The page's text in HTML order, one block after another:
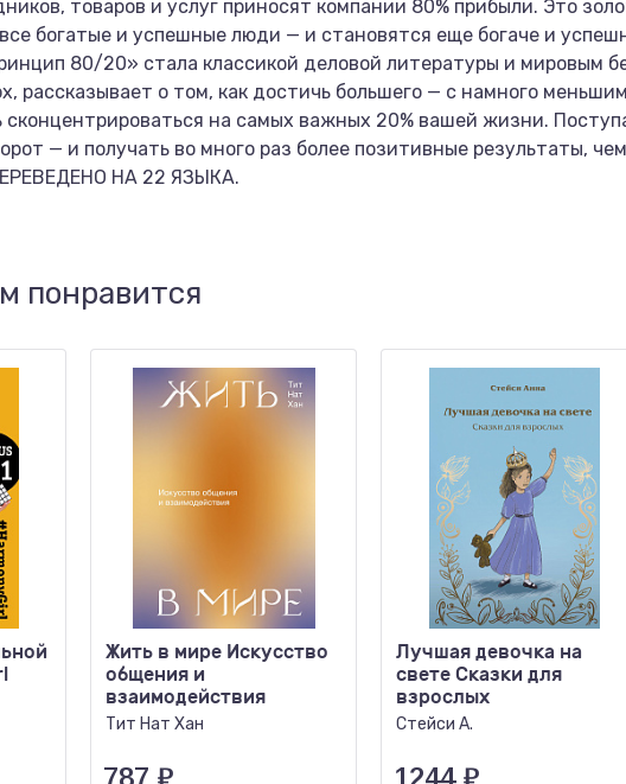
товаров и услуг приносят компании 80% прибыли. Это
богатые и успешные люди — и становятся еще богаче и
80/20» стала классикой деловой литературы и мировым
рассказывает о том, как достичь большего — с намного
сконцентрироваться на самых важных 20% вашей жизни.
— и получать во много раз более позитивные результаты,
НА 22 ЯЗЫКА.
понравится
Жить в мире Искусство
общения и
взаимодействия
Тит Нат Хан
787 ₽
Лучшая девочка на
свете Сказки для
взрослых
Стейси А.
1244 ₽